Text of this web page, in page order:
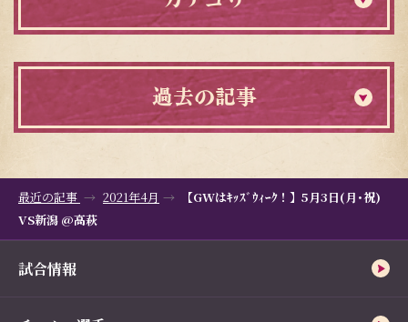
過去の記事
最近の記事 2021年4月
【GWはｷｯｽﾞｳｨｰｸ！】5月3日(月･祝)
VS新潟 @高萩
試合情報